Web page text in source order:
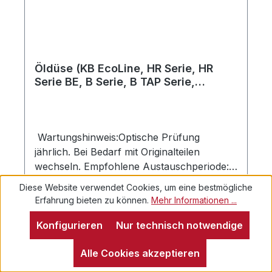
sofortigen Blauen Flamme.
Öldüse (KB EcoLine, HR Serie, HR
Serie BE, B Serie, B TAP Serie,
Wartungshinweis:Optische Prüfung
jährlich. Bei Bedarf mit Originalteilen
wechseln. Empfohlene Austauschperiode:
alle zwei JahreVerwenden Sie nur Original
SCHEER Öldüsen! Ein störungsfreier
Betrieb kann nur durch den Einsatz
originalerSCHEER-Düsen gewährleistet
werden. Diese sind speziell konfiguriert und
in einem Durchsatzbereich von 5
%Toleranz geprüft.
Regulärer Preis:
16,93 €
Diese Website verwendet Cookies, um eine bestmögliche
Erfahrung bieten zu können. Mehr Informationen ...
Nur technisch notwendige
Konfigurieren
Alle Cookies akzeptieren